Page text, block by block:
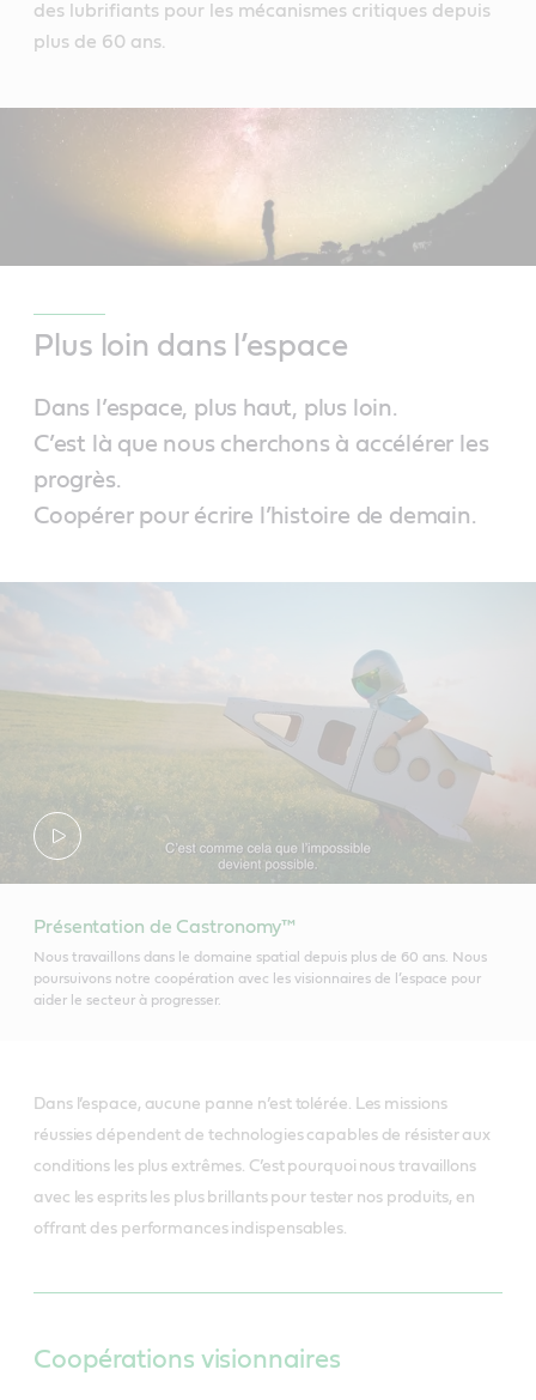
des lubrifiants pour les mécanismes critiques depuis
plus de 60 ans.
Plus loin dans l’espace
Dans l’espace, plus haut, plus loin.
C’est là que nous cherchons à accélérer les
progrès.
Coopérer pour écrire l’histoire de demain.
Présentation de Castronomy™
Nous travaillons dans le domaine spatial depuis plus de 60 ans. Nous
poursuivons notre coopération avec les visionnaires de l’espace pour
aider le secteur à progresser.
Dans l’espace, aucune panne n’est tolérée. Les missions
réussies dépendent de technologies capables de résister aux
conditions les plus extrêmes. C’est pourquoi nous travaillons
avec les esprits les plus brillants pour tester nos produits, en
offrant des performances indispensables.
Coopérations visionnaires